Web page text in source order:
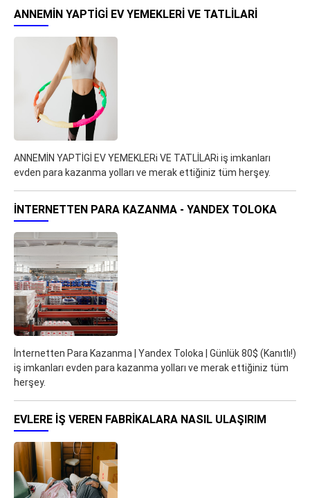
ANNEMİN YAPTİGİ EV YEMEKLERI VE TATLİLARI
ANNEMİN YAPTİGİ EV YEMEKLERi VE TATLİLARi iş imkanları
evden para kazanma yolları ve merak ettiğiniz tüm herşey.
İNTERNETTEN PARA KAZANMA - YANDEX TOLOKA
İnternetten Para Kazanma | Yandex Toloka | Günlük 80$ (Kanıtlı!)
iş imkanları evden para kazanma yolları ve merak ettiğiniz tüm
herşey.
EVLERE İŞ VEREN FABRIKALARA NASIL ULAŞIRIM